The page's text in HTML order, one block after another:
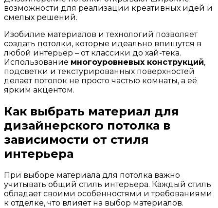
возможности для реализации креативных идей и
смелых решений.
Изобилие материалов и технологий позволяет
создать потолки, которые идеально впишутся в
любой интерьер – от классики до хай-тека.
Использование многоуровневых конструкций,
подсветки и текстурированных поверхностей
делает потолок не просто частью комнаты, а её
ярким акцентом.
Как выбрать материал для
дизайнерского потолка в
зависимости от стиля
интерьера
При выборе материала для потолка важно
учитывать общий стиль интерьера. Каждый стиль
обладает своими особенностями и требованиями
к отделке, что влияет на выбор материалов.